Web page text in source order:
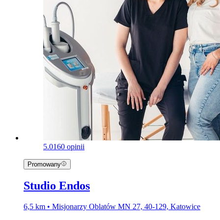
5.0160 opinii
Promowany
Studio Endos
6,5 km • Misjonarzy Oblatów MN 27, 40-129, Katowice